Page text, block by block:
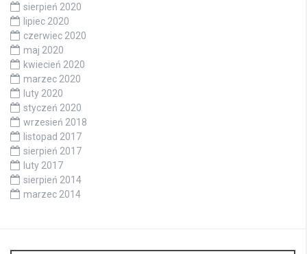
sierpień 2020
lipiec 2020
czerwiec 2020
maj 2020
kwiecień 2020
marzec 2020
luty 2020
styczeń 2020
wrzesień 2018
listopad 2017
sierpień 2017
luty 2017
sierpień 2014
marzec 2014